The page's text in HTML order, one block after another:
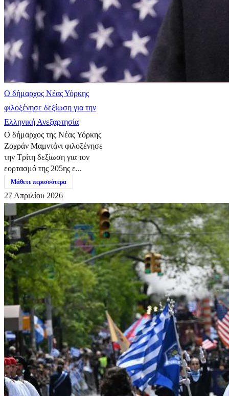
Ο δήμαρχος Νέας Υόρκης
φιλοξένησε δεξίωση για την
Ελληνική Ανεξαρτησία
Ο δήμαρχος της Νέας Υόρκης
Ζοχράν Μαμντάνι φιλοξένησε
την Τρίτη δεξίωση για τον
εορτασμό της 205ης ε...
Μάθετε περισσότερα
27 Απριλίου 2026